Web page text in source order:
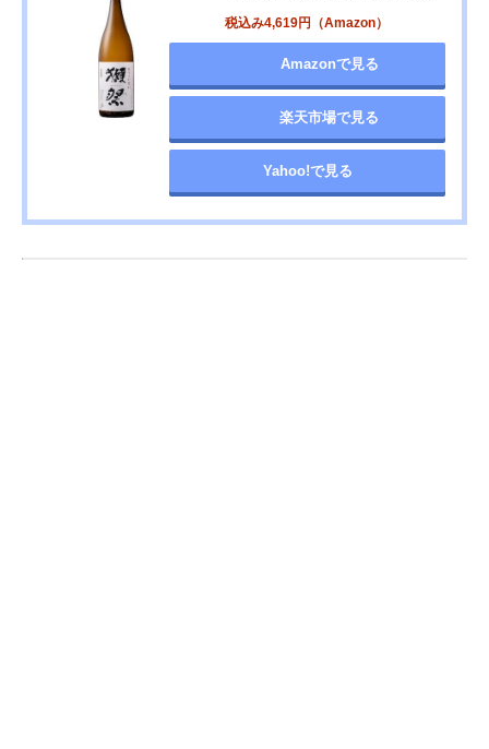
税込み4,619円（Amazon）
Amazonで見る
楽天市場で見る
Yahoo!で見る